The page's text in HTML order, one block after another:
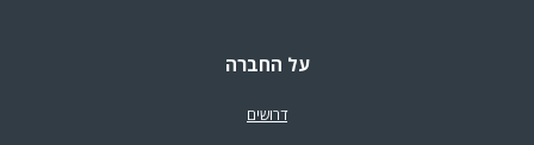
על החברה
דרושים